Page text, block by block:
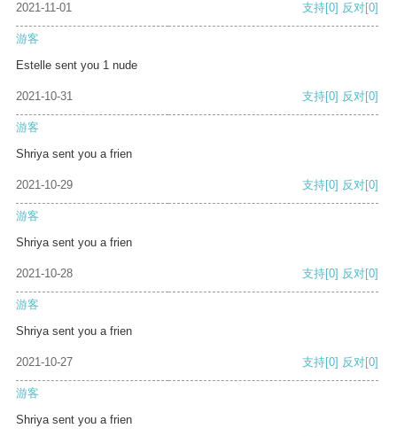
2021-11-01 支持[0] 反对[0]
游客
Estelle sent you 1 nude
2021-10-31 支持[0] 反对[0]
游客
Shriya sent you a frien
2021-10-29 支持[0] 反对[0]
游客
Shriya sent you a frien
2021-10-28 支持[0] 反对[0]
游客
Shriya sent you a frien
2021-10-27 支持[0] 反对[0]
游客
Shriya sent you a frien